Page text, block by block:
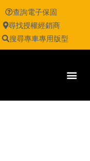
查詢電子保固
尋找授權經銷商
搜尋專車專用版型